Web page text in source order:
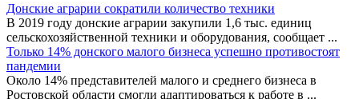
Донские аграрии сократили количество техники
В 2019 году донские аграрии закупили 1,6 тыс. единиц
сельскохозяйственной техники и оборудования, сообщает ...
Только 14% донского малого бизнеса успешно противостоят
пандемии
Около 14% представителей малого и среднего бизнеса в
Ростовской области смогли адаптироваться к работе в ...